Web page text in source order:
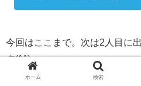
今回はここまで。次は2人目に
す(^^)
ホーム 検索